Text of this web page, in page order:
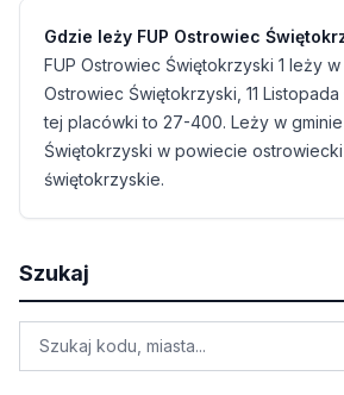
Gdzie leży FUP Ostrowiec
FUP Ostrowiec Świętokrzyski 1 leży
Ostrowiec Świętokrzyski, 11
tej placówki to 27-400. Leży w
Świętokrzyski w powiecie
świętokrzyskie.
Szukaj